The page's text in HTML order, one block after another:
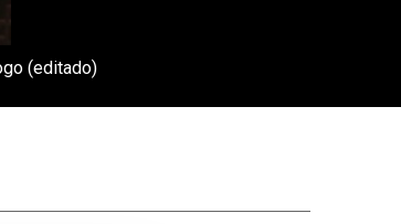
(editado)